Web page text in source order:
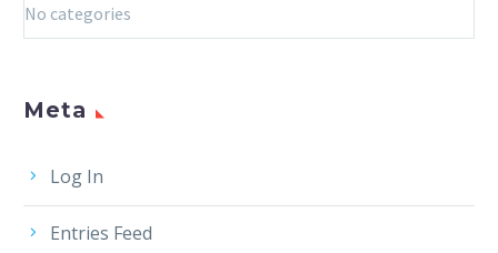
No categories
Meta
Log In
Entries Feed